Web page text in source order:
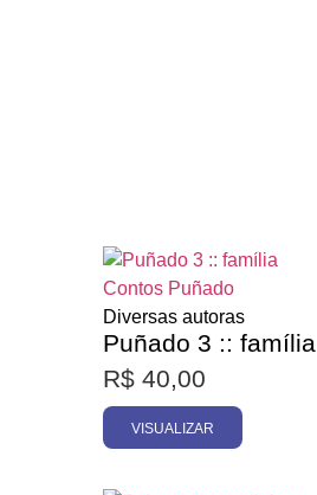
Contos Puñado
Diversas autoras
Puñado 3 :: família
R$ 40,00
VISUALIZAR